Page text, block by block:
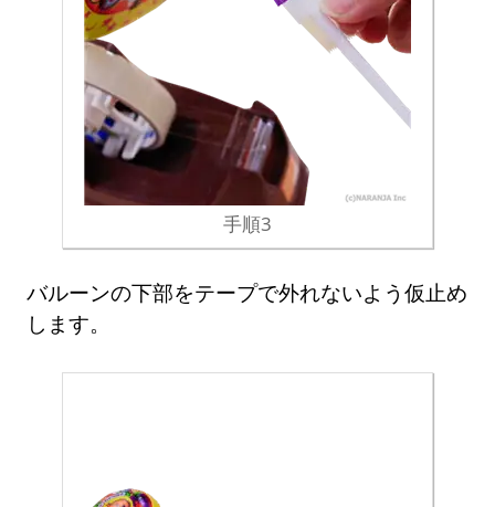
手順3
バルーンの下部をテープで外れないよう仮止め
します。